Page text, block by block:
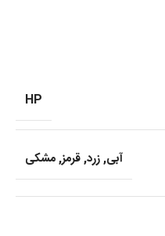
HP
آبی,زرد,قرمز,مشکی